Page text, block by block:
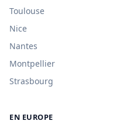
Toulouse
Nice
Nantes
Montpellier
Strasbourg
EN EUROPE